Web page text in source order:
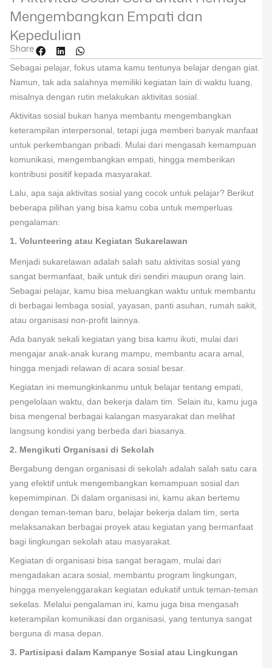
Mengembangkan Empati dan
Kepedulian
Share
Sebagai pelajar, fokus utama kamu tentunya belajar dengan giat.
Namun, tak ada salahnya memiliki kegiatan lain di waktu luang,
misalnya dengan rutin melakukan aktivitas sosial.
Aktivitas sosial bukan hanya membantu mengembangkan
keterampilan interpersonal, tetapi juga memberi banyak manfaat
untuk perkembangan pribadi. Mulai dari mengasah kemampuan
komunikasi, mengembangkan empati, hingga memberikan
kontribusi positif kepada masyarakat.
Lalu, apa saja aktivitas sosial yang cocok untuk pelajar? Berikut
beberapa pilihan yang bisa kamu coba untuk memperluas
pengalaman:
1. Volunteering atau Kegiatan Sukarelawan
Menjadi sukarelawan adalah salah satu aktivitas sosial yang
sangat bermanfaat, baik untuk diri sendiri maupun orang lain.
Sebagai pelajar, kamu bisa meluangkan waktu untuk membantu
di berbagai lembaga sosial, yayasan, panti asuhan, rumah sakit,
atau organisasi non-profit lainnya.
Ada banyak sekali kegiatan yang bisa kamu ikuti, mulai dari
mengajar anak-anak kurang mampu, membantu acara amal,
hingga menjadi relawan di acara sosial besar.
Kegiatan ini memungkinkanmu untuk belajar tentang empati,
pengelolaan waktu, dan bekerja dalam tim. Selain itu, kamu juga
bisa mengenal berbagai kalangan masyarakat dan melihat
langsung kondisi yang berbeda dari biasanya.
2. Mengikuti Organisasi di Sekolah
Bergabung dengan organisasi di sekolah adalah salah satu cara
yang efektif untuk mengembangkan kemampuan sosial dan
kepemimpinan. Di dalam organisasi ini, kamu akan bertemu
dengan teman-teman baru, belajar bekerja dalam tim, serta
melaksanakan berbagai proyek atau kegiatan yang bermanfaat
bagi lingkungan sekolah atau masyarakat.
Kegiatan di organisasi bisa sangat beragam, mulai dari
mengadakan acara sosial, membantu program lingkungan,
hingga menyelenggarakan kegiatan edukatif untuk teman-teman
sekelas. Melalui pengalaman ini, kamu juga bisa mengasah
keterampilan komunikasi dan organisasi, yang tentunya sangat
berguna di masa depan.
3. Partisipasi dalam Kampanye Sosial atau Lingkungan